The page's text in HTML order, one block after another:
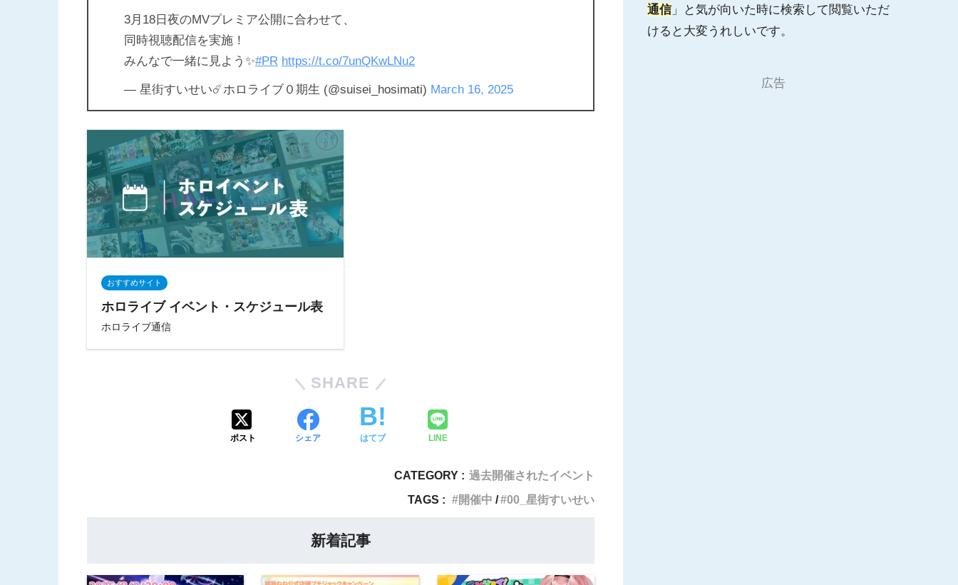
3月18日夜のMVプレミア公開に合わせて、
同時視聴配信を実施！
みんなで一緒に見よう✨#PR https://t.co/7unQKwLNu2
— 星街すいせい☄️ホロライブ０期生 (@suisei_hosimati) March 16, 2025
おすすめサイト
ホロライブ イベント・スケジュール表
ホロライブ通信
SHARE
ポスト シェア はてブ LINE
CATEGORY : 過去開催されたイベント
TAGS :
開催中 00_星街すいせい
新着記事
通信」と気が向いた時に検索して閲覧いただ
けると大変うれしいです。
広告